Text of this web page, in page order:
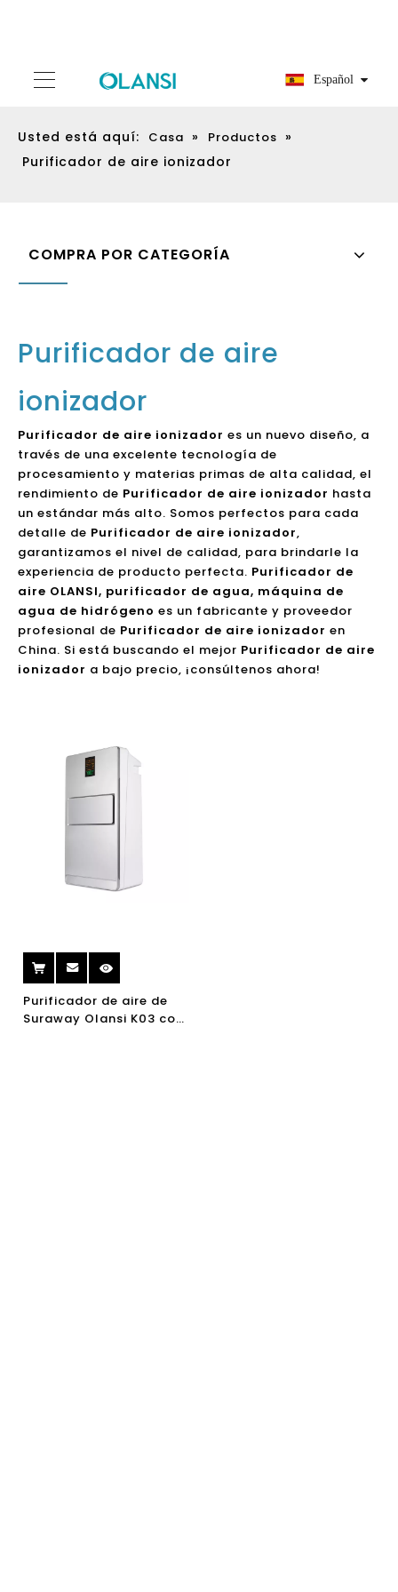
Español
Usted está aquí: Casa » Productos »
Purificador de aire ionizador
COMPRA POR CATEGORÍA
Purificador de aire
ionizador
Purificador de aire ionizador es un nuevo diseño, a
través de una excelente tecnología de
procesamiento y materias primas de alta calidad, el
rendimiento de Purificador de aire ionizador hasta
un estándar más alto. Somos perfectos para cada
detalle de Purificador de aire ionizador,
garantizamos el nivel de calidad, para brindarle la
experiencia de producto perfecta. Purificador de
aire OLANSI, purificador de agua, máquina de
agua de hidrógeno es un fabricante y proveedor
profesional de Purificador de aire ionizador en
China. Si está buscando el mejor Purificador de aire
ionizador a bajo precio, ¡consúltenos ahora!
Purificador de aire de
Suraway Olansi K03 con